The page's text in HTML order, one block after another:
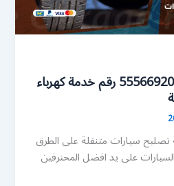
خدمة بنشر العارضية 55566920 رقم خدمة كهرباء
سيارات متنقلة على الطرق
على يد افضل المحترفين